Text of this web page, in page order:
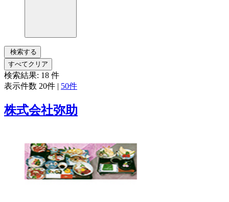
検索する
すべてクリア
検索結果: 18 件
表示件数 20件 | 50件
株式会社弥助